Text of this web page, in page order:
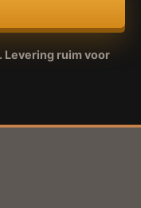
Levering ruim voor